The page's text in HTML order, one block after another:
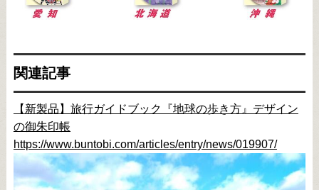
関連記事
【新製品】旅行ガイドブック『地球の歩き方』デザイン
の御朱印帳
https://www.buntobi.com/articles/entry/news/019907/